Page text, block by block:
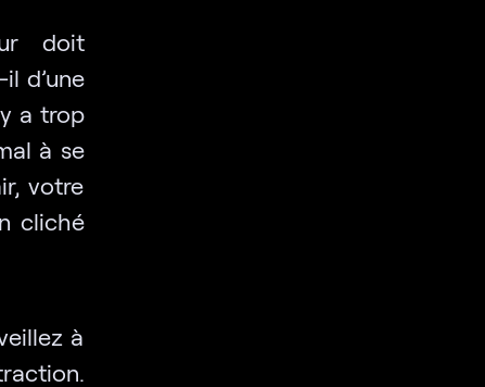
doit
d’une
a trop
à se
votre
cliché
à